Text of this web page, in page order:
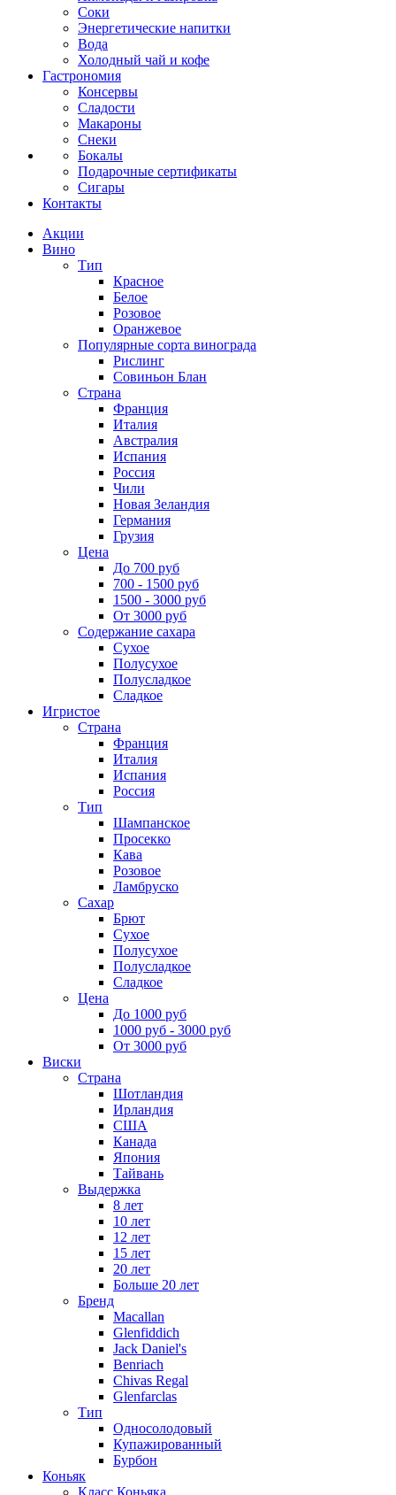
Соки
Энергетические напитки
Вода
Холодный чай и кофе
Гастрономия
Консервы
Сладости
Макароны
Снеки
Бокалы
Подарочные сертификаты
Сигары
Контакты
Акции
Вино
Тип
Красное
Белое
Розовое
Оранжевое
Популярные сорта винограда
Рислинг
Совиньон Блан
Страна
Франция
Италия
Австралия
Испания
Россия
Чили
Новая Зеландия
Германия
Грузия
Цена
До 700 руб
700 - 1500 руб
1500 - 3000 руб
От 3000 руб
Содержание сахара
Сухое
Полусухое
Полусладкое
Сладкое
Игристое
Страна
Франция
Италия
Испания
Россия
Тип
Шампанское
Просекко
Кава
Розовое
Ламбруско
Сахар
Брют
Сухое
Полусухое
Полусладкое
Сладкое
Цена
До 1000 руб
1000 руб - 3000 руб
От 3000 руб
Виски
Страна
Шотландия
Ирландия
США
Канада
Япония
Тайвань
Выдержка
8 лет
10 лет
12 лет
15 лет
20 лет
Больше 20 лет
Бренд
Macallan
Glenfiddich
Jack Daniel's
Benriach
Chivas Regal
Glenfarclas
Тип
Односолодовый
Купажированный
Бурбон
Коньяк
Класс Коньяка